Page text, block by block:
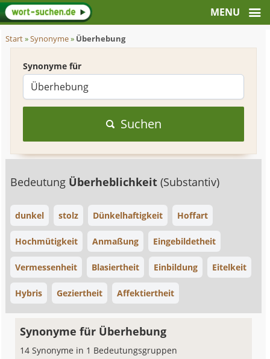
Start»Synonyme» Überhebung
Synonyme für
Suchen
Bedeutung Überheblichkeit(Substantiv)
dunkel stolz Dünkelhaftigkeit Hoffart
Hochmütigkeit Anmaßung Eingebildetheit
Vermessenheit Blasiertheit Einbildung Eitelkeit
Hybris Geziertheit Affektiertheit
Synonyme für Überhebung
14 Synonyme in 1 Bedeutungsgruppen